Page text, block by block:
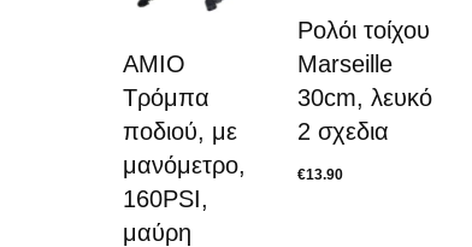
ΑΜΙΟ
Τρόμπα
ποδιού, με
μανόμετρο,
160PSI,
μαύρη
Ρολόι τοίχου
Marseille
30cm, λευκό
2 σχεδια
€13.90